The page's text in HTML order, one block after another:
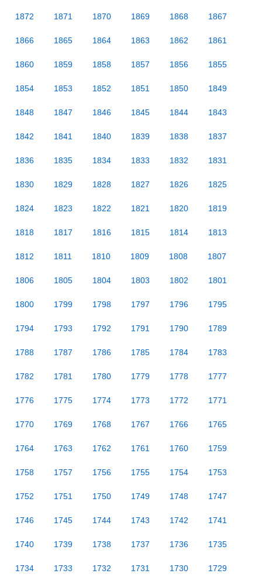
1872 1871 1870 1869 1868 1867
1866 1865 1864 1863 1862 1861
1860 1859 1858 1857 1856 1855
1854 1853 1852 1851 1850 1849
1848 1847 1846 1845 1844 1843
1842 1841 1840 1839 1838 1837
1836 1835 1834 1833 1832 1831
1830 1829 1828 1827 1826 1825
1824 1823 1822 1821 1820 1819
1818 1817 1816 1815 1814 1813
1812 1811 1810 1809 1808 1807
1806 1805 1804 1803 1802 1801
1800 1799 1798 1797 1796 1795
1794 1793 1792 1791 1790 1789
1788 1787 1786 1785 1784 1783
1782 1781 1780 1779 1778 1777
1776 1775 1774 1773 1772 1771
1770 1769 1768 1767 1766 1765
1764 1763 1762 1761 1760 1759
1758 1757 1756 1755 1754 1753
1752 1751 1750 1749 1748 1747
1746 1745 1744 1743 1742 1741
1740 1739 1738 1737 1736 1735
1734 1733 1732 1731 1730 1729